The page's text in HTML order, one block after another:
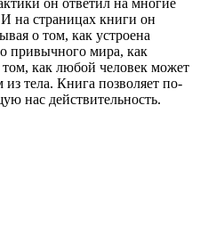
он ответил на многие
на страницах книги он
о том, как устроена
привычного мира, как
как любой человек может
тела. Книга позволяет по-
нас действительность.